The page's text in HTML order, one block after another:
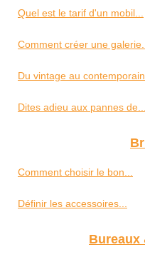
Quel est le tarif d'un mobil...
Comment créer une galerie...
Du vintage au contemporain
Dites adieu aux pannes de...
Comment choisir le bon...
Définir les accessoires...
Bureaux